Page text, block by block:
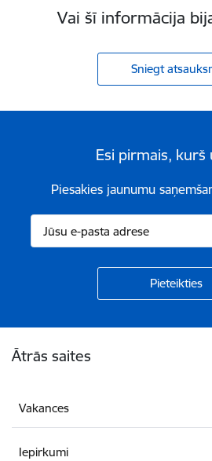
Vai šī informācija
Sniegt
Esi pirmais, kurš
Piesakies jaunumu
Ātrās saites
Vakances
Iepirkumi